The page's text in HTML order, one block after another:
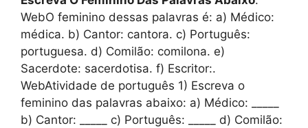
WebO feminino dessas palavras é: a) Médico:
médica. b) Cantor: cantora. c) Português:
portuguesa. d) Comilão: comilona. e)
Sacerdote: sacerdotisa. f) Escritor:.
WebAtividade de português 1) Escreva o
feminino das palavras abaixo: a) Médico: _____
b) Cantor: _____ c) Português: _____ d) Comilão: